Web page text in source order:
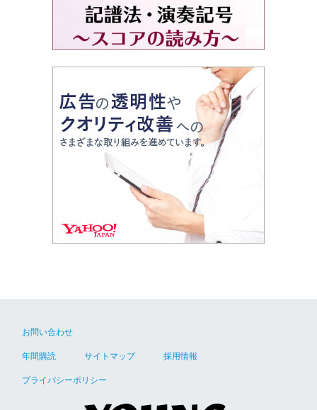
お問い合わせ
年間購読 サイトマップ 採用情報
プライバシーポリシー